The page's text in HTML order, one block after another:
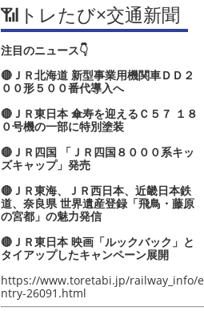
📶トレたび×交通新聞
注目のニュース👇
🔴ＪＲ北海道 新型事業用機関車ＤＤ２
００形５００番代導入へ
🔴ＪＲ東日本 傘寿を迎えるＣ５７ １８
０号機の一部に特別塗装
🔴ＪＲ四国 「ＪＲ四国８０００系キッ
ズキャップ」発売
🔴ＪＲ東海、ＪＲ西日本、近畿日本鉄
道、奈良県 世界遺産登録「飛鳥・藤原
の宮都」の魅力発信
🔴ＪＲ東日本 映画「ルックバック」と
タイアップしたキャンペーン展開
https://www.toretabi.jp/railway_info/e
ntry-26091.html